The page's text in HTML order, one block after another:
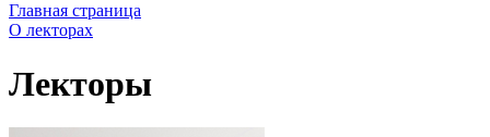
Главная страница
О лекторах
Лекторы